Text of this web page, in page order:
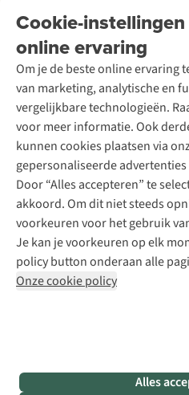
Cookie-
online ervaring
Om je de beste online ervaring
van marketing, analytische en
vergelijkbare technologieën.
voor meer informatie. Ook
kunnen cookies plaatsen via
gepersonaliseerde
Door “Alles accepteren” te
akkoord. Om dit niet steeds
voorkeuren voor het gebruik
Je kan je voorkeuren op elk
policy button onderaan alle
Onze cookie policy
Alles
Garantie
Contact
Onze winkels
Over A.S.Adventure
Toegankelijkheidsverklaring
Ski-onderhoud
Wasservice
Schoenonderhoud
Schoenherstelling
Kledingherstelling
Retouches
Voor bedrijven
A.S.Magazine
Podcast
Explore Academy
Explore Camp
Gear Check
Inspiratie & advies
Meld je aan voor de nieuwsbrief
Disclaimer Privacy Policy
Cookie